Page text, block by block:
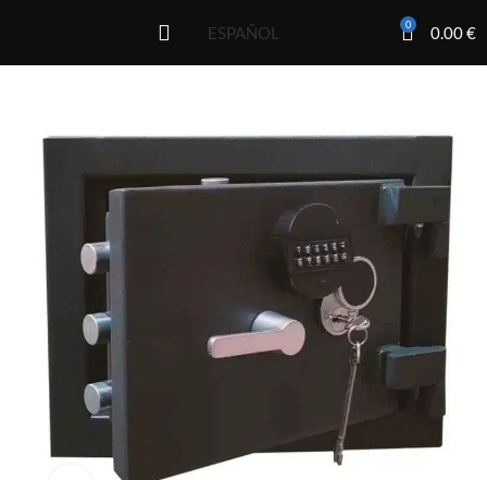
ESPAÑOL 0 0.00€